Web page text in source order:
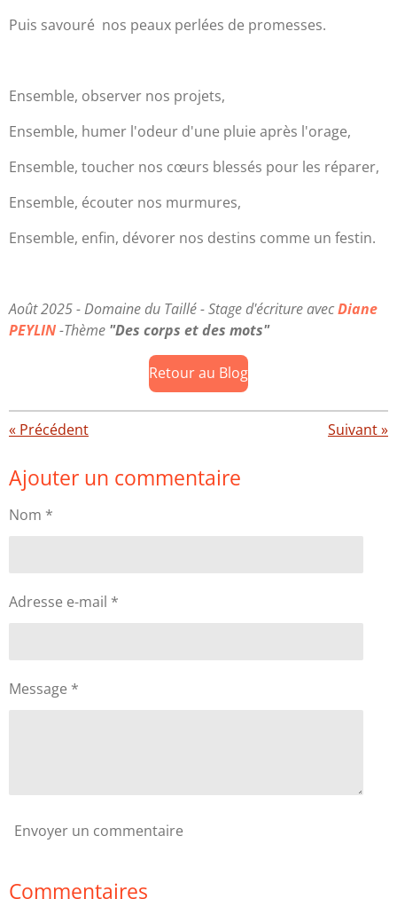
Puis savouré nos peaux perlées de promesses.
Ensemble, observer nos projets,
Ensemble, humer l'odeur d'une pluie après l'orage,
Ensemble, toucher nos cœurs blessés pour les réparer,
Ensemble, écouter nos murmures,
Ensemble, enfin, dévorer nos destins comme un festin.
Août 2025 - Domaine du Taillé - Stage d'écriture avecDiane
PEYLIN-Thème "Des corps et des mots"
Retour au Blog
« Précédent Suivant»
Ajouter un commentaire
Nom *
Adresse e-mail *
Message *
Envoyer un commentaire
Commentaires